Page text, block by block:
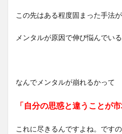
この先はある程度固まった手法
メンタルが原因で伸び悩んでい
なんでメンタルが崩れるかって
「自分の思惑と違うことが
これに尽きるんですよね。です